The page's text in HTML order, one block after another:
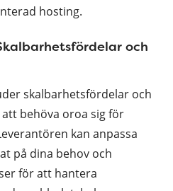
hosting.
och
skalbarhetsfördelar och
behöva oroa sig för
kan anpassa
på dina behov och
för att hantera